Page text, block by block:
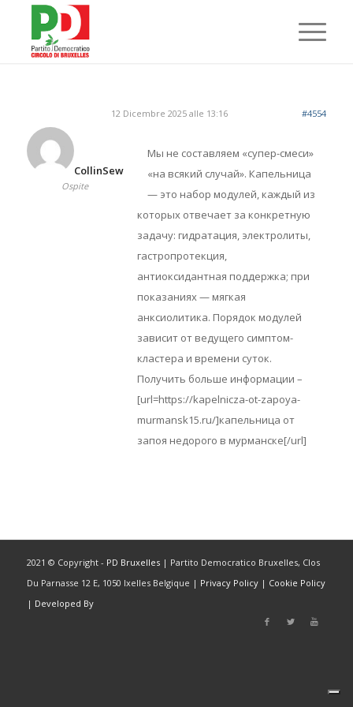
12 Dicembre 2025 alle 13:16 #4554
CollinSew
Ospite
Мы не составляем «супер-смеси»
«на всякий случай». Капельница
— это набор модулей, каждый из
которых отвечает за конкретную
задачу: гидратация, электролиты,
гастропротекция,
антиоксидантная поддержка; при
показаниях — мягкая
анксиолитика. Порядок модулей
зависит от ведущего симптом-
кластера и времени суток.
Получить больше информации –
[url=https://kapelnicza-ot-zapoya-
murmansk15.ru/]капельница от
запоя недорого в мурманске[/url]
2021 © Copyright - PD Bruxelles| Partito Democratico Bruxelles, Clos
Du Parnasse 12 E, 1050 Ixelles Belgique | Privacy Policy| Cookie Policy
| Developed By